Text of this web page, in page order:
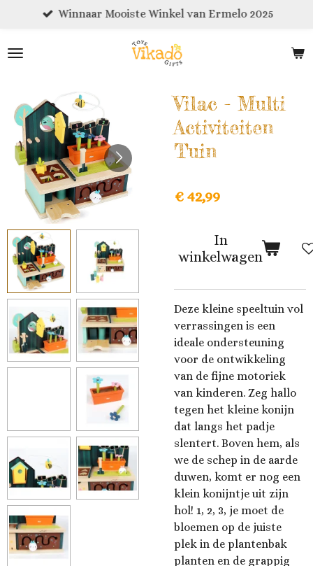
naar
Winnaar Mooiste Winkel van Ermelo 2025
Vilac - Multi
Activiteiten
Tuin
€ 42,99
In
winkelwagen
Deze kleine speeltuin vol
verrassingen is een
ideale ondersteuning
voor de ontwikkeling
van de fijne motoriek
van kinderen. Zeg hallo
tegen het kleine konijn
dat langs het padje
slentert. Boven hem, als
we de schep in de aarde
duwen, komt er nog een
klein konijntje uit zijn
hol! 1, 2, 3, je moet de
bloemen op de juiste
plek in de plantenbak
planten en de grappig